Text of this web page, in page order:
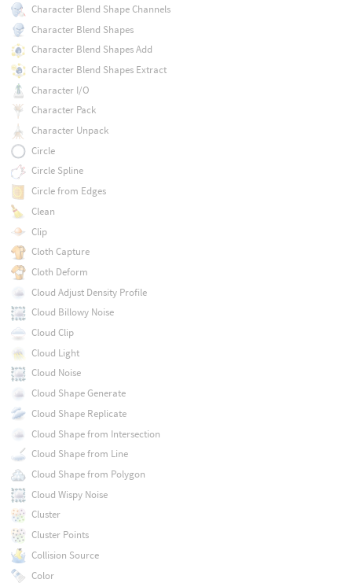
Character Blend Shape Channels
Character Blend Shapes
Character Blend Shapes Add
Character Blend Shapes Extract
Character I/O
Character Pack
Character Unpack
Circle
Circle Spline
Circle from Edges
Clean
Clip
Cloth Capture
Cloth Deform
Cloud Adjust Density Profile
Cloud Billowy Noise
Cloud Clip
Cloud Light
Cloud Noise
Cloud Shape Generate
Cloud Shape Replicate
Cloud Shape from Intersection
Cloud Shape from Line
Cloud Shape from Polygon
Cloud Wispy Noise
Cluster
Cluster Points
Collision Source
Color